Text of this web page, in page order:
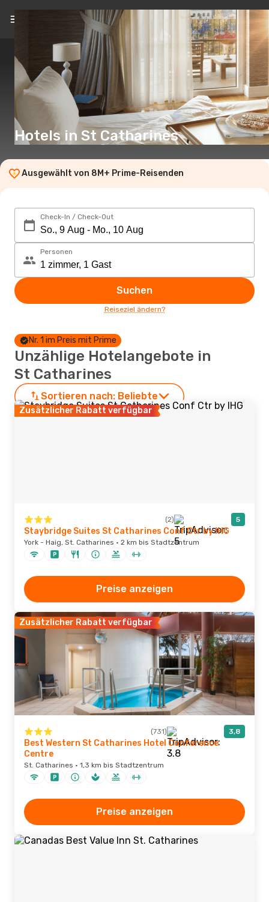
DE(€)
Hotels in St Catharines
Ausgewählt von 8M+ Prime-Reisenden
Check-In / Check-Out
Personen
Suchen
Reiseziel ändern?
Nr. 1 im Preis mit Prime
Unzählige Hotelangebote in
St Catharines
Sortieren nach: Beliebte
Zusätzlicher Rabatt verfügbar
(2) 5
Staybridge Suites St Catharines Conf Ctr by IHG
York - Haig, St. Catharines · 2 km bis Stadtzentrum
Preise anzeigen
Zusätzlicher Rabatt verfügbar
(731) 3,8
Best Western St Catharines Hotel Conference
Centre
St. Catharines · 1,3 km bis Stadtzentrum
Preise anzeigen